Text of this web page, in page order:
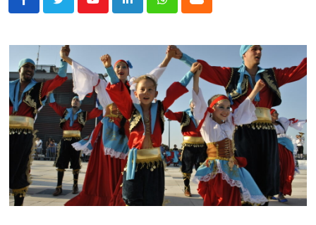
YoutubeLinkedInWhatsappCloud